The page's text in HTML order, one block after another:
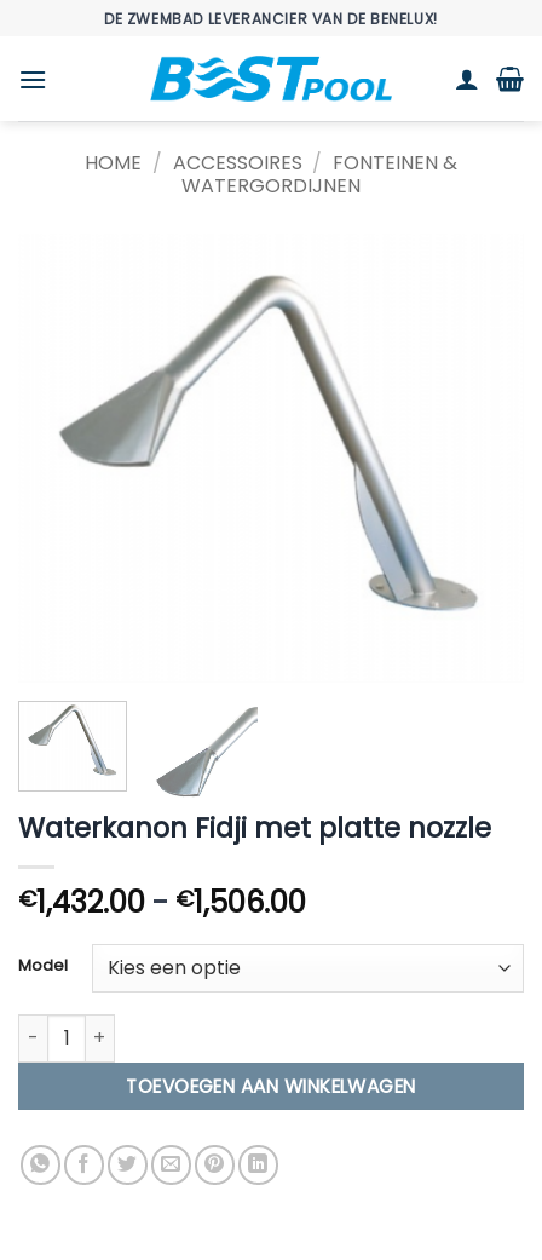
inhoud
DE ZWEMBAD LEVERANCIER VAN DE BENELUX!
HOME / ACCESSOIRES / FONTEINEN &
WATERGORDIJNEN
Waterkanon Fidji met platte nozzle
€1,432.00 - €1,506.00Prijsklasse:
tot
€1,506.00
Model
Waterkanon Fidji met platte nozzle aantal
TOEVOEGEN AAN WINKELWAGEN